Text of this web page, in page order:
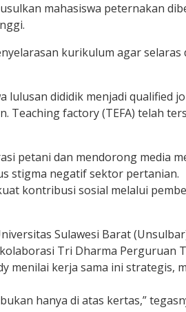
mahasiswa peternakan
kurikulum agar
lulusan dididik menjadi qualified
Teaching factory (TEFA) telah
petani dan mendorong media
stigma negatif sektor pertanian.
kontribusi sosial melalui
Sulawesi Barat
Tri Dharma Perguruan
menilai kerja sama ini strategis,
hanya di atas kertas,”